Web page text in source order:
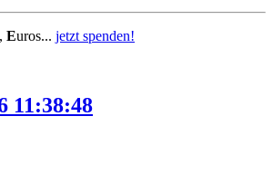
Euros... jetzt spenden!
11:38:48